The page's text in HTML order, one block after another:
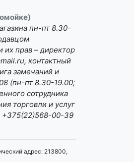
пн-пт 8.30-
их прав – директор
контактный
замечаний и
(пн-пт 8.30-19.00;
сотрудника
торговли и услуг
+375(22)568-00-39
адрес: 213800,